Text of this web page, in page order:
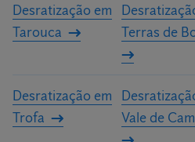
Desratização em
Tarouca
Terras de
Desratização em
Trofa
Vale de